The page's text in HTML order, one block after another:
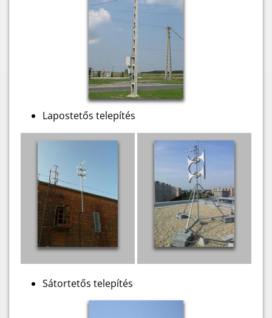
Lapostetős telepítés
Sátortetős telepítés